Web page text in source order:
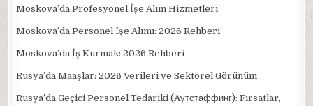
Moskova’da Profesyonel İşe Alım Hizmetleri
Moskova’da Personel İşe Alımı: 2026 Rehberi
Moskova’da İş Kurmak: 2026 Rehberi
Rusya’da Maaşlar: 2026 Verileri ve Sektörel Görünüm
Rusya’da Geçici Personel Tedariki (Aутстаффинг): Fırsatlar,